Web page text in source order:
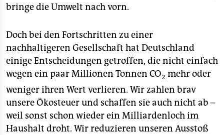
bringe die Umwelt nach vorn.
Doch bei den Fortschritten zu einer
nachhaltigeren Gesellschaft hat Deutschland
einige Entscheidungen getroffen, die nicht einfach
wegen ein paar Millionen Tonnen CO2 mehr oder
weniger ihren Wert verlieren. Wir zahlen brav
unsere Ökosteuer und schaffen sie auch nicht ab –
weil sonst schon wieder ein Milliardenloch im
Haushalt droht. Wir reduzieren unseren Ausstoß